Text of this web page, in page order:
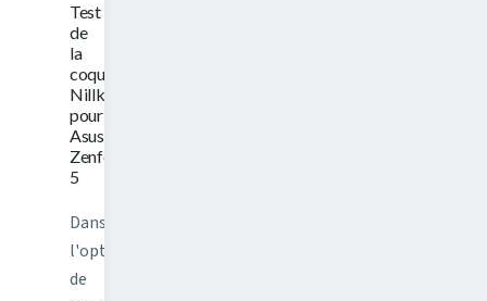
Test
de
la
coque
Nillkin
pour
Asus
Zenfone
5
Dans
l'optique
de